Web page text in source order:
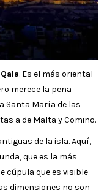
Qala. Es el más oriental
merece la pena
Santa María de las
a de Malta y Comino.
de la isla. Aquí,
que es la más
cúpula que es visible
dimensiones no son